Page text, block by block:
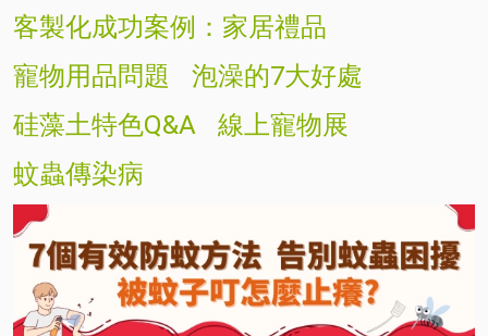
客製化成功案例：家居禮品
寵物用品問題
泡澡的7大好處
硅藻土特色Q&A
線上寵物展
蚊蟲傳染病